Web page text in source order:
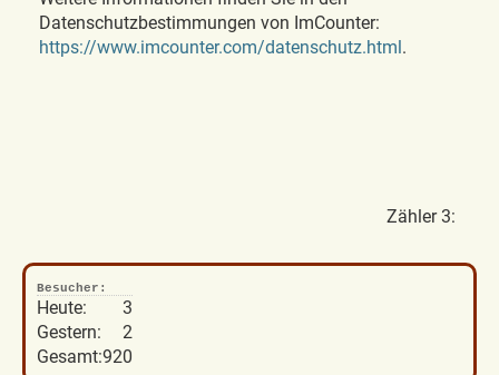
Datenschutzbestimmungen von ImCounter:
https://www.imcounter.com/datenschutz.html.
Zähler 3:
Besucher:
Heute:
3
Gestern:
2
Gesamt:920